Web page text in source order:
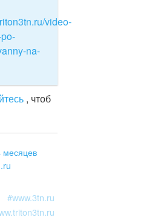
video-
na-
, чтоб
месяцев
#www.3tn.ru